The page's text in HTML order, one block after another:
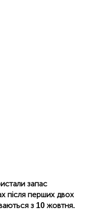
запас
після перших двох
з 10 жовтня.